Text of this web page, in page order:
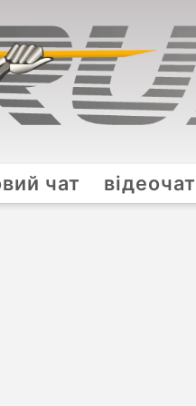
чат відеочат